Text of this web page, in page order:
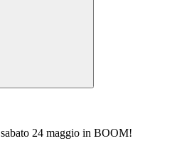
24 maggio in BOOM!